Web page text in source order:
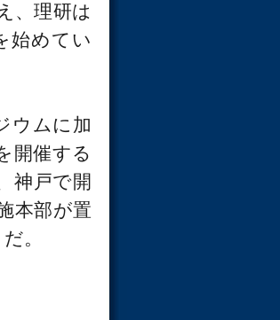
、理研は
始めてい
ウムに加
開催する
神戸で開
本部が置
。